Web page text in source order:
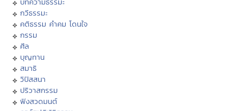
กวีธรรมะ
คติธรรม คำคม โดนใจ
กรรม
ศีล
บุญทาน
สมาธิ
วิปัสสนา
ปริวาสกรรม
ฟังสวดมนต์